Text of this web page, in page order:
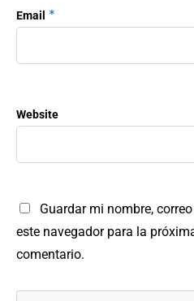
Email *
Website
Guardar mi nombre,
este navegador para la
comentario.